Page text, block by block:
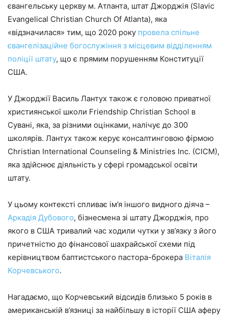
євангельську церкву м. Атланта, штат Джорджія (Slavic
Evangelical Christian Church Of Atlanta), яка
«відзначилася» тим, що 2020 року провела спільне
євангелізаційне богослужіння з місцевим відділенням
поліції штату, що є прямим порушенням Конституції
США.
У Джорджії Василь Лантух також є головою приватної
християнської школи Friendship Christian School в
Сувані, яка, за різними оцінками, налічує до 300
школярів. Лантух також керує консалтинговою фірмою
Christian International Counseling & Ministries Inc. (CICM),
яка здійснює діяльність у сфері громадської освіти
штату.
У цьому контексті спливає ім’я іншого видного діяча –
Аркадія Дубового, бізнесмена зі штату Джорджія, про
якого в США тривалий час ходили чутки у зв’язку з його
причетністю до фінансової шахрайської схеми під
керівництвом баптистського пастора-брокера Віталія
Корчевського.
Нагадаємо, що Корчевський відсидів близько 5 років в
американській в’язниці за найбільшу в історії США аферу